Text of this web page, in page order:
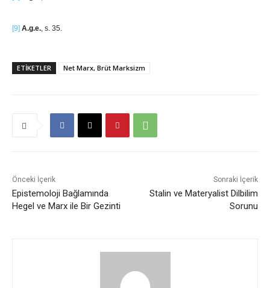
[9] A.g.e., s. 35.
ETIKETLER Net Marx, Brüt Marksizm
Önceki İçerik
Epistemoloji Bağlamında
Hegel ve Marx ile Bir Gezinti
Sonraki İçerik
Stalin ve Materyalist Dilbilim
Sorunu